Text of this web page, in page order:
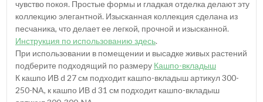
чувство покоя. Простые формы и гладкая отделка делают эту
коллекцию элегантной. Изысканная коллекция сделана из
песчаника, что делает ее легкой, прочной и изысканной.
Инструкция по использованию здесь.
При использовании в помещении и высадке живых растений
подберите подходящий по размеру Кашпо-вкладыш
К кашпо ИВ d 27 см подходит кашпо-вкладыш артикул 300-
250-NA, к кашпо ИВ d 31 см подходит кашпо-вкладыш